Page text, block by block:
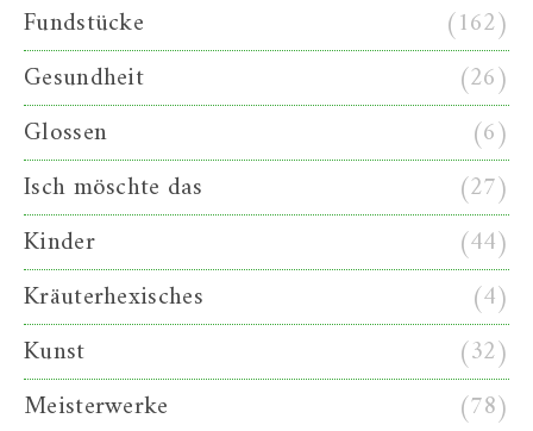
Fundstücke
(162)
Gesundheit
(26)
Glossen
(6)
Isch möschte das
(27)
Kinder
(44)
Kräuterhexisches
(4)
Kunst
(32)
Meisterwerke
(78)